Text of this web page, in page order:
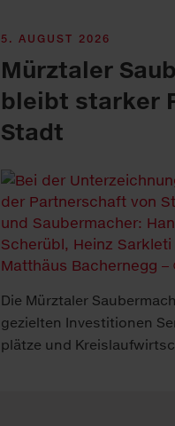
5. AUGUST 2026
Mürztaler
bleibt starker
Stadt
Die Mürztaler
ge­zielten In­vest­itionen
plätze und